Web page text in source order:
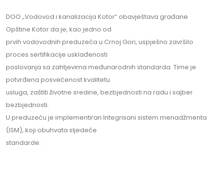
DOO „Vodovod i kanalizacija Kotor“ obavještava građane
Opštine Kotor da je, kao jedno od
prvih vodovodnih preduzeća u Crnoj Gori, uspješno završilo
proces sertifikacije usklađenosti
poslovanja sa zahtjevima međunarodnih standarda. Time je
potvrđena posvećenost kvalitetu
usluga, zaštiti životne sredine, bezbjednosti na radu i sajber
bezbjednosti.
U preduzeću je implementiran Integrisani sistem menadžmenta
(ISM), koji obuhvata sljedeće
standarde: